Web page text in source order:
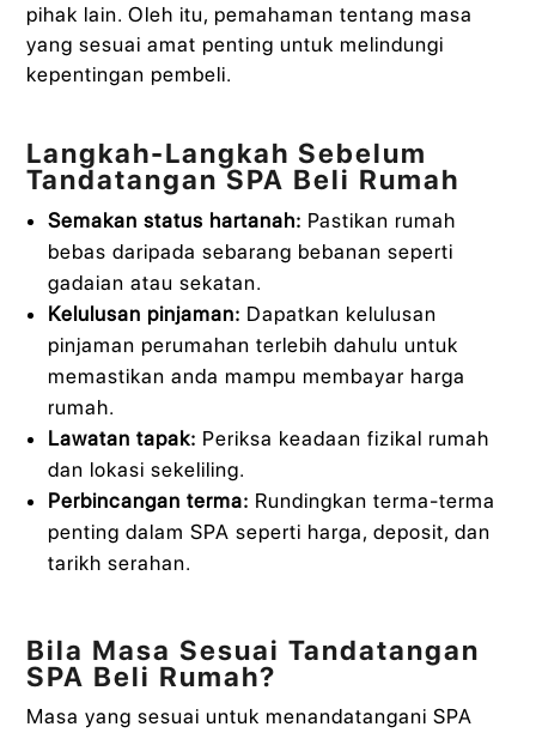
pihak lain. Oleh itu, pemahaman tentang masa
yang sesuai amat penting untuk melindungi
kepentingan pembeli.
Langkah-Langkah Sebelum
Tandatangan SPA Beli Rumah
Semakan status hartanah: Pastikan rumah
bebas daripada sebarang bebanan seperti
gadaian atau sekatan.
Kelulusan pinjaman: Dapatkan kelulusan
pinjaman perumahan terlebih dahulu untuk
memastikan anda mampu membayar harga
rumah.
Lawatan tapak: Periksa keadaan fizikal rumah
dan lokasi sekeliling.
Perbincangan terma: Rundingkan terma-terma
penting dalam SPA seperti harga, deposit, dan
tarikh serahan.
Bila Masa Sesuai Tandatangan
SPA Beli Rumah?
Masa yang sesuai untuk menandatangani SPA